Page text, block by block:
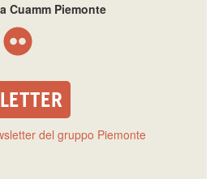
Cuamm Piemonte
del gruppo Piemonte